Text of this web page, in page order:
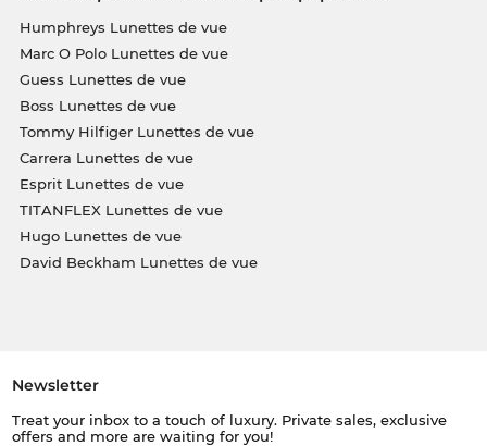
Humphreys Lunettes de vue
Marc O Polo Lunettes de vue
Guess Lunettes de vue
Boss Lunettes de vue
Tommy Hilfiger Lunettes de vue
Carrera Lunettes de vue
Esprit Lunettes de vue
TITANFLEX Lunettes de vue
Hugo Lunettes de vue
David Beckham Lunettes de vue
Newsletter
Treat your inbox to a touch of luxury. Private sales, exclusive
offers and more are waiting for you!